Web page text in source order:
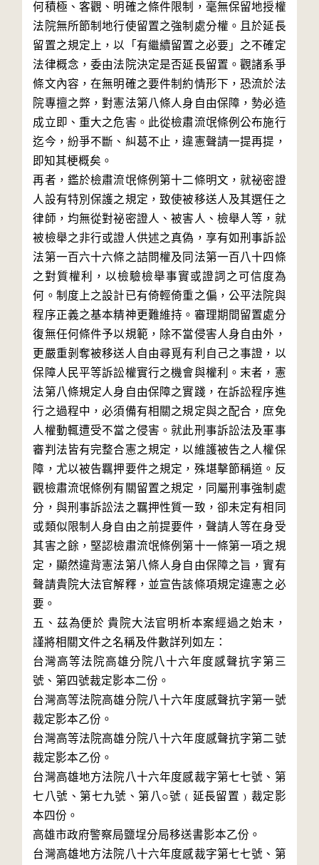
何積極、客觀、明確之條件限制，毫無保留地授權
法院無所節制地行使留置之強制處分權。且於延長
留置之規定上，以「有繼續留置之必要」之不確定
法律概念，委由法院決定是否延長留置。觀諸系爭
條文內容，在無明確之要件制約情形下，恐流於法
院專擅之弊，對憲法第八條人身自由保障，勢必造
成立即、重大之危害。此從檢肅流氓條例公布施行
迄今，紛爭不斷、糾葛不止，違憲聲請一提再提，
即知其梗概矣。
再者，鑑於檢肅流氓條例第十二條明文，就祕密證
人設有特別保護之規定，致使被移送人及其選任之
律師，均無從對祕密證人、被害人、檢舉人等，就
被檢舉之非行或證人供述之真偽，享有如刑事訴訟
法第一百六十六條之詰問權及同法第一百八十四條
之對質權利，以檢驗檢舉事實或證詞之可信度為
何。制度上之設計已有倚輕倚重之偏，公平法院與
程序正義之基本精神更難維持。審理期間留置處分
復無任何條件予以規範，除不當侵害人身自由外，
更嚴重剝奪被移送人自由尋覓有利自己之事證，以
保障人民平等訴訟權實行之機會與權利。末者，憲
法第八條規定人身自由保障之實踐，在訴訟程序進
行之過程中，必須備有相關之規定與之配合，庶免
人權動輒遭受不當之侵害。就此刑事訴訟法及軍事
審判法皆有完整合憲之規定，以維護被告之人權保
障，尤以被告羈押要件之規定，殊堪擊節稱道。反
觀檢肅流氓條例有關留置之規定，同屬刑事強制處
分，與刑事訴訟法之羈押性質一致，卻未定有相同
或類似限制人身自由之前提要件，聲請人等在身受
其害之餘，堅認檢肅流氓條例第十一條第一項之規
定，顯然違背憲法第八條人身自由保障之旨，實有
聲請貴院大法官解釋，並宣告該條項規定違憲之必
要。
五、茲為便於 貴院大法官明析本案經過之始末，
謹將相關文件之名稱及件數詳列如左：
台灣高等法院高雄分院八十六年度感聲抗字第三
號、第四號裁定影本二份。
台灣高等法院高雄分院八十六年度感聲抗字第一號
裁定影本乙份。
台灣高等法院高雄分院八十六年度感聲抗字第二號
裁定影本乙份。
台灣高雄地方法院八十六年度感裁字第七七號、第
七八號、第七九號、第八○號﹙延長留置﹚裁定影
本四份。
高雄市政府警察局鹽埕分局移送書影本乙份。
台灣高雄地方法院八十六年度感裁字第七七號、第